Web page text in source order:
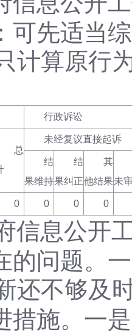
可先适当
计算原行
行政诉讼
总
未经复议直接起诉
结
果维持
结
果纠正
其
他结果未
0 0 0 0
息公开工
的问题。
还不够及
措施。 一是